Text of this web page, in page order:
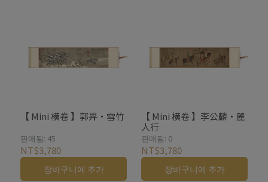
【 Mini 橫卷 】郭畀・雪竹
판매됨: 45
NT$3,780
장바구니에 추가
【 Mini 橫卷 】李公麟・麗
人行
판매됨: 0
NT$3,780
장바구니에 추가